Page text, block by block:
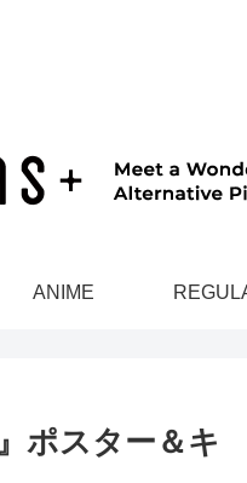
ANIME
ポスター＆キ